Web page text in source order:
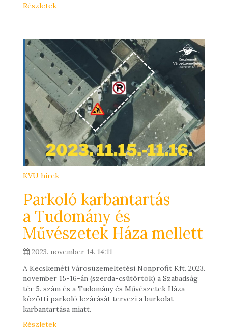
Részletek
KVU hírek
Parkoló karbantartás
a Tudomány és
Művészetek Háza mellett
2023. november 14. 14:11
A Kecskeméti Városüzemeltetési Nonprofit Kft. 2023.
november 15-16-án (szerda-csütörtök) a Szabadság
tér 5. szám és a Tudomány és Művészetek Háza
közötti parkoló lezárását tervezi a burkolat
karbantartása miatt.
Részletek